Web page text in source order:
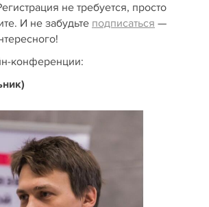
не требуется, просто
И не забудьте подписаться —
конференции: